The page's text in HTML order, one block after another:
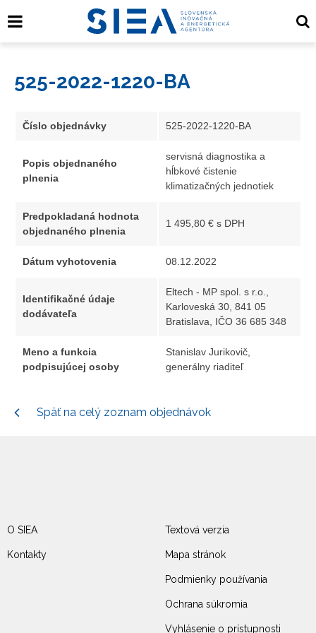
525-2022-1220-BA
Číslo objednávky 525-2022-1220-BA
Popis objednaného
plnenia
servisná diagnostika a
hĺbkové čistenie
klimatizačných jednotiek
Predpokladaná hodnota
objednaného plnenia
1 495,80 € s DPH
Dátum vyhotovenia 08.12.2022
Identifikačné údaje
dodávateľa
Eltech - MP spol. s r.o.,
Karloveská 30, 841 05
Bratislava, IČO 36 685 348
Meno a funkcia
podpisujúcej osoby
Stanislav Jurikovič,
generálny riaditeľ
Späť na celý zoznam objednávok
O SIEA
Kontakty
Textová verzia
Mapa stránok
Podmienky používania
Ochrana súkromia
Vyhlásenie o prístupnosti